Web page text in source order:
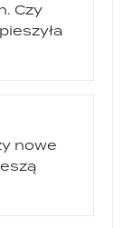
Czy
nowe